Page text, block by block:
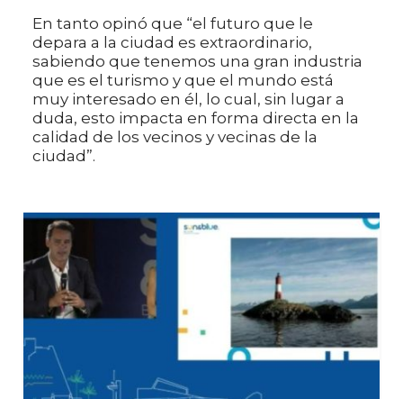
En tanto opinó que “el futuro que le
depara a la ciudad es extraordinario,
sabiendo que tenemos una gran industria
que es el turismo y que el mundo está
muy interesado en él, lo cual, sin lugar a
duda, esto impacta en forma directa en la
calidad de los vecinos y vecinas de la
ciudad”.